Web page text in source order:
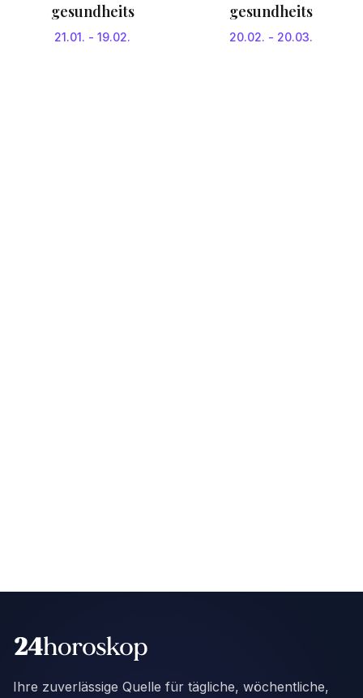
gesundheits
21.01. - 19.02.
gesundheits
20.02. - 20.03.
Ihre zuverlässige Quelle für tägliche, wöchentliche,